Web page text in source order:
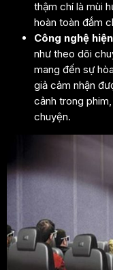
thậm chí là mùi
hoàn toàn đắm
Công nghệ
như theo dõi
mang đến sự
giả cảm nhận
cảnh trong
chuyện.